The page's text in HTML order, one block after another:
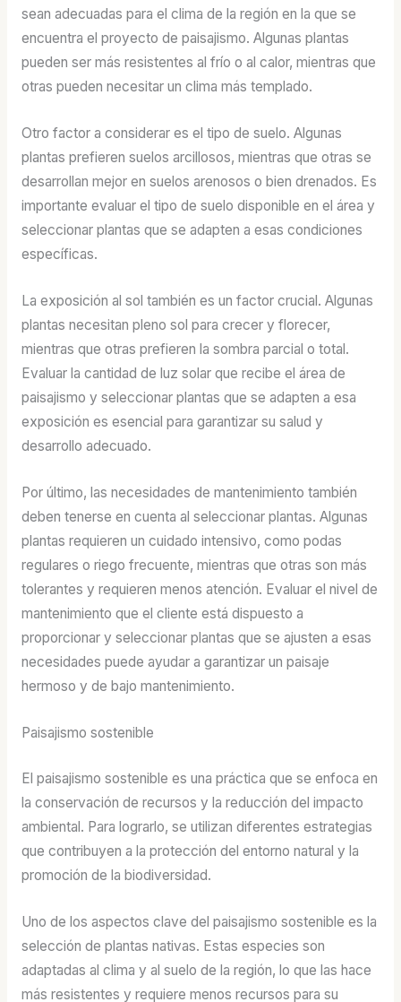
sean adecuadas para el clima de la región en la que se
encuentra el proyecto de paisajismo. Algunas plantas
pueden ser más resistentes al frío o al calor, mientras que
otras pueden necesitar un clima más templado.
Otro factor a considerar es el tipo de suelo. Algunas
plantas prefieren suelos arcillosos, mientras que otras se
desarrollan mejor en suelos arenosos o bien drenados. Es
importante evaluar el tipo de suelo disponible en el área y
seleccionar plantas que se adapten a esas condiciones
específicas.
La exposición al sol también es un factor crucial. Algunas
plantas necesitan pleno sol para crecer y florecer,
mientras que otras prefieren la sombra parcial o total.
Evaluar la cantidad de luz solar que recibe el área de
paisajismo y seleccionar plantas que se adapten a esa
exposición es esencial para garantizar su salud y
desarrollo adecuado.
Por último, las necesidades de mantenimiento también
deben tenerse en cuenta al seleccionar plantas. Algunas
plantas requieren un cuidado intensivo, como podas
regulares o riego frecuente, mientras que otras son más
tolerantes y requieren menos atención. Evaluar el nivel de
mantenimiento que el cliente está dispuesto a
proporcionar y seleccionar plantas que se ajusten a esas
necesidades puede ayudar a garantizar un paisaje
hermoso y de bajo mantenimiento.
Paisajismo sostenible
El paisajismo sostenible es una práctica que se enfoca en
la conservación de recursos y la reducción del impacto
ambiental. Para lograrlo, se utilizan diferentes estrategias
que contribuyen a la protección del entorno natural y la
promoción de la biodiversidad.
Uno de los aspectos clave del paisajismo sostenible es la
selección de plantas nativas. Estas especies son
adaptadas al clima y al suelo de la región, lo que las hace
más resistentes y requiere menos recursos para su